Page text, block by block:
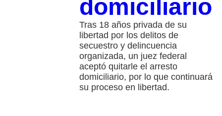
domiciliario
Tras 18 años privada de su
libertad por los delitos de
secuestro y delincuencia
organizada, un juez federal
aceptó quitarle el arresto
domiciliario, por lo que continuará
su proceso en libertad.